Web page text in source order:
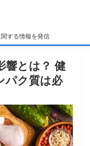
する情報を発信
響とは？ 健
パク質は必